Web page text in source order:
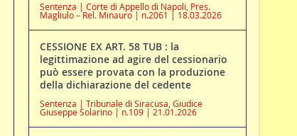
Sentenza | Corte di Appello di Napoli, Pres.
Magliulo – Rel. Minauro | n.2061 | 18.03.2026
CESSIONE EX ART. 58 TUB : la
legittimazione ad agire del cessionario
può essere provata con la produzione
della dichiarazione del cedente
Sentenza | Tribunale di Siracusa, Giudice
Giuseppe Solarino | n.109 | 21.01.2026